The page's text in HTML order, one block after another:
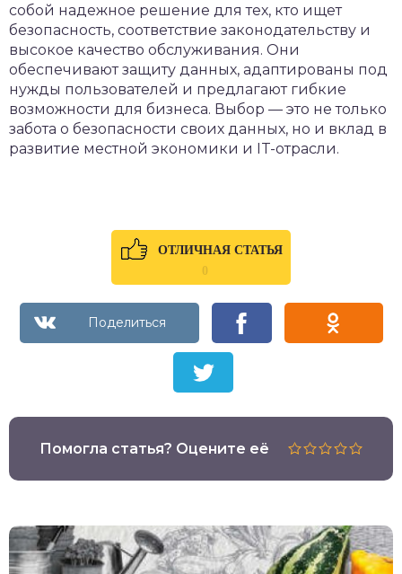
собой надежное решение для тех, кто ищет
безопасность, соответствие законодательству и
высокое качество обслуживания. Они
обеспечивают защиту данных, адаптированы под
нужды пользователей и предлагают гибкие
возможности для бизнеса. Выбор — это не только
забота о безопасности своих данных, но и вклад в
развитие местной экономики и IT-отрасли.
ОТЛИЧНАЯ СТАТЬЯ
0
Помогла статья? Оцените её